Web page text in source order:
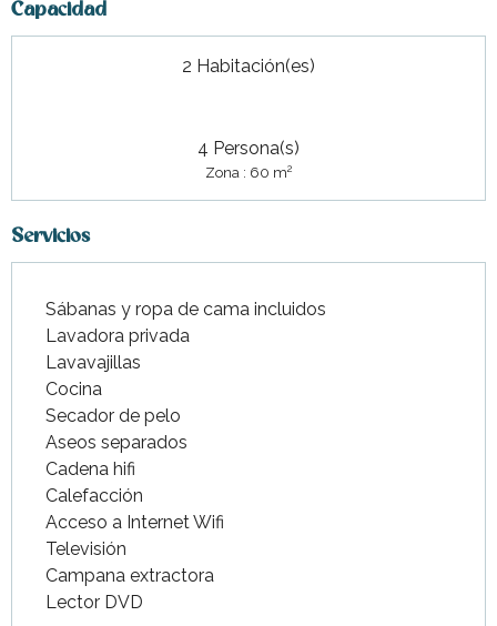
Capacidad
2 Habitación(es)
4 Persona(s)
Zona : 60 m2
Servicios
Sábanas y ropa de cama incluidos
Lavadora privada
Lavavajillas
Cocina
Secador de pelo
Aseos separados
Cadena hifi
Calefacción
Acceso a Internet Wifi
Televisión
Campana extractora
Lector DVD